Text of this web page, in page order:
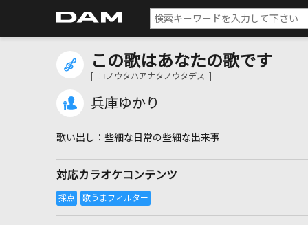
この歌はあなたの歌です
[ コノウタハアナタノウタデス ]
兵庫ゆかり
些細な日常の些細な出来事
対応カラオケコンテンツ